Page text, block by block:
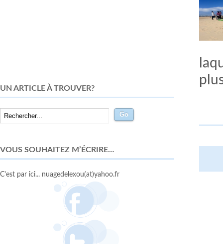
UN ARTICLE À TROUVER?
VOUS SOUHAITEZ M’ÉCRIRE…
C'est par ici... nuagedelexou(at)yahoo.fr